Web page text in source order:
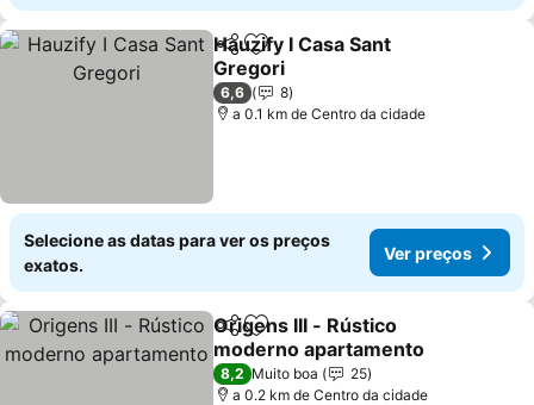
PartilharAdicionar aos favoritos
Hauzify I Casa Sant
Gregori
Ver preços
6,6
8
a 0.1 km de Centro da cidade
Selecione as datas para ver os preços
exatos.
Ver preços
PartilharAdicionar aos favoritos
Origens III - Rústico
moderno apartamento
Ver preços
8,2 Muito boa
25
a 0.2 km de Centro da cidade